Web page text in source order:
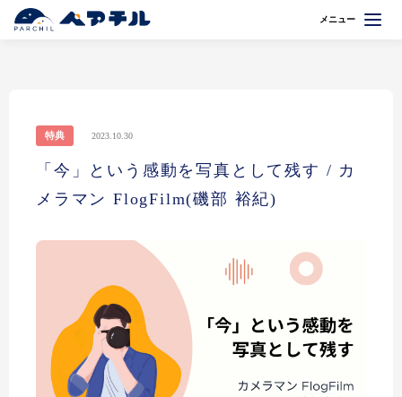
メニュー
特典 2023.10.30
「今」という感動を写真として残す / カ
メラマン FlogFilm(磯部 裕紀)